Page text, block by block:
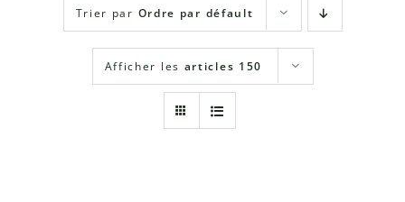
Gaz propane
Succursales
Trier par Ordre par défault
Afficher les articles 150